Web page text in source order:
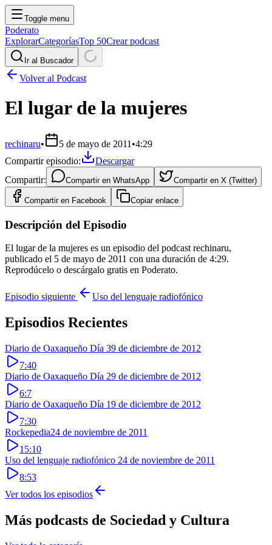
Toggle menu
Poderato
ExplorarCategoríasTop 50Crear podcast
Ir al Buscador
Volver al Podcast
El lugar de la mujeres
rechinaru• 5 de mayo de 2011 •4:29
Compartir episodio:
Descargar
Compartir:
Compartir en WhatsApp Compartir en X (Twitter)
Compartir en Facebook Copiar enlace
Descripción del Episodio
El lugar de la mujeres es un episodio del podcast rechinaru,
publicado el 5 de mayo de 2011 con una duración de 4:29.
Reprodúcelo o descárgalo gratis en Poderato.
Episodio siguiente Uso del lenguaje radiofónico
Episodios Recientes
Diario de Oaxaqueño Día 39 de diciembre de 2012
7:40
Diario de Oaxaqueño Día 29 de diciembre de 2012
6:7
Diario de Oaxaqueño Día 19 de diciembre de 2012
7:30
Rockepedia24 de noviembre de 2011
15:10
Uso del lenguaje radiofónico 24 de noviembre de 2011
8:53
Ver todos los episodios
Más podcasts de Sociedad y Cultura